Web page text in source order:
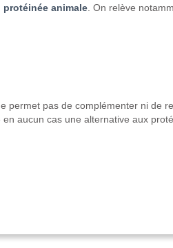
protéinée animale. On relève
permet pas de complémenter ni de
aucun cas une alternative aux